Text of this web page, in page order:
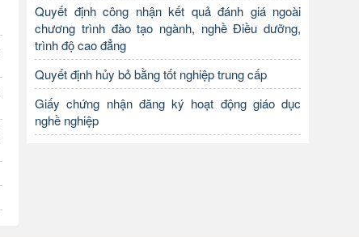
Quyết định công nhận kết quả đánh giá ngoài
chương trình đào tạo ngành, nghề Điều dưỡng,
trình độ cao đẳng
Quyết định hủy bỏ bằng tốt nghiệp trung cấp
Giấy chứng nhận đăng ký hoạt động giáo dục
nghề nghiệp